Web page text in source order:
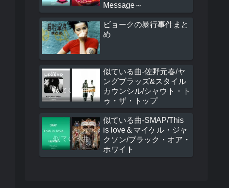
Message～
ビョークの暴行事件まと
め
似ている曲-佐野元春/ヤ
ングブラッズ&スタイル
カウンシル/シャウト・ト
ゥ・ザ・トップ
似ている曲-SMAP/This
is love＆マイケル・ジャ
クソン/ブラック・オア・
ホワイト